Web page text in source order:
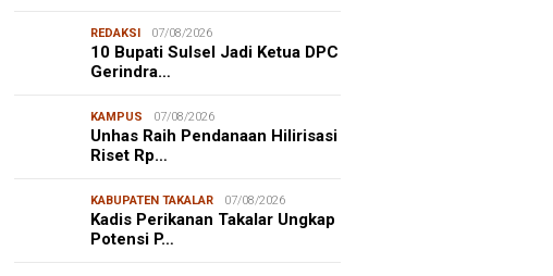
REDAKSI 07/08/2026
10 Bupati Sulsel Jadi Ketua DPC
Gerindra…
KAMPUS 07/08/2026
Unhas Raih Pendanaan Hilirisasi
Riset Rp…
KABUPATEN TAKALAR 07/08/2026
Kadis Perikanan Takalar Ungkap
Potensi P…